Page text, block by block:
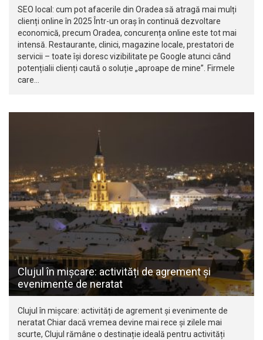
SEO local: cum pot afacerile din Oradea să atragă mai mulți
clienți online în 2025 Într-un oraș în continuă dezvoltare
economică, precum Oradea, concurența online este tot mai
intensă. Restaurante, clinici, magazine locale, prestatori de
servicii – toate își doresc vizibilitate pe Google atunci când
potențialii clienți caută o soluție „aproape de mine”. Firmele
care…
Clujul în mișcare: activități de agrement și
evenimente de neratat
Clujul în mișcare: activități de agrement și evenimente de
neratat Chiar dacă vremea devine mai rece și zilele mai
scurte, Clujul rămâne o destinație ideală pentru activități